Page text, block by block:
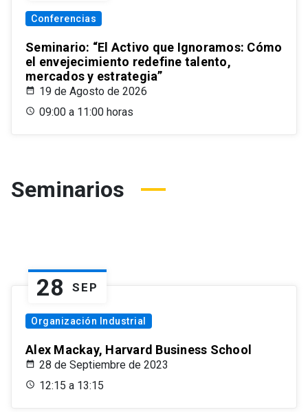
Conferencias
Seminario: “El Activo que Ignoramos: Cómo
el envejecimiento redefine talento,
mercados y estrategia”
19 de Agosto de 2026
09:00 a 11:00 horas
Seminarios
28 SEP
Organización Industrial
Alex Mackay, Harvard Business School
28 de Septiembre de 2023
12:15 a 13:15